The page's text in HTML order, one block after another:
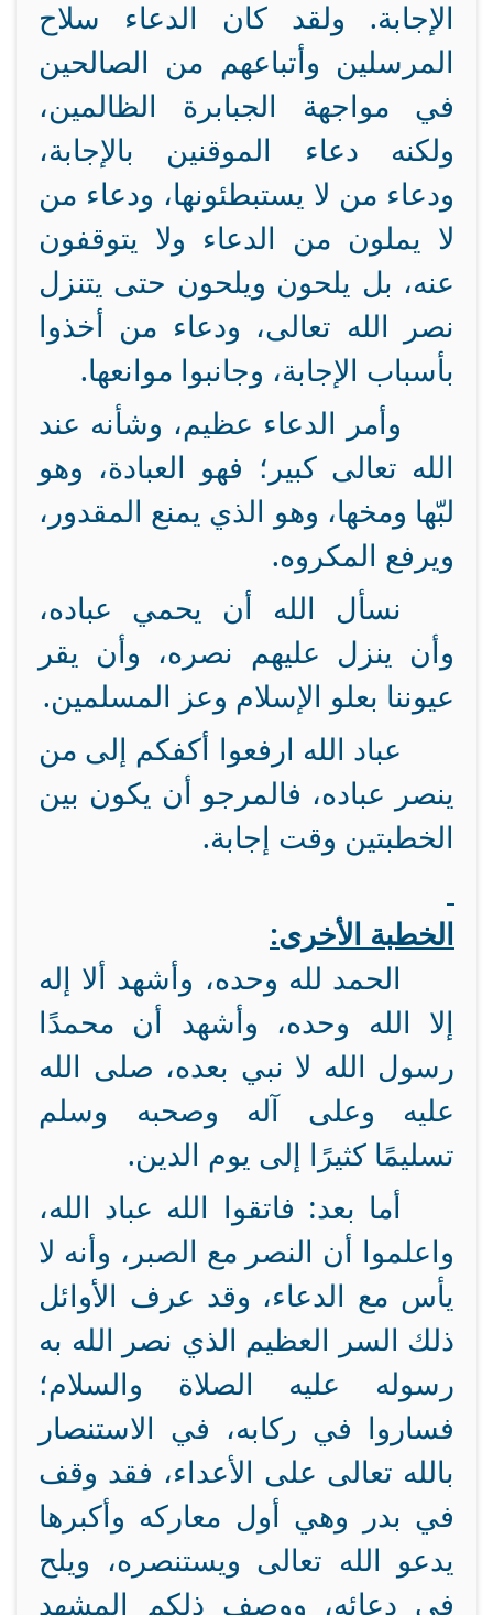
الإجابة. ولقد كان الدعاء سلاح
المرسلين وأتباعهم من الصالحين
في مواجهة الجبابرة الظالمين،
ولكنه دعاء الموقنين بالإجابة،
ودعاء من لا يستبطئونها، ودعاء من
لا يملون من الدعاء ولا يتوقفون
عنه، بل يلحون ويلحون حتى يتنزل
نصر الله تعالى، ودعاء من أخذوا
بأسباب الإجابة، وجانبوا موانعها.
وأمر الدعاء عظيم، وشأنه عند
الله تعالى كبير؛ فهو العبادة، وهو
لبّها ومخها، وهو الذي يمنع المقدور،
ويرفع المكروه.
نسأل الله أن يحمي عباده،
وأن ينزل عليهم نصره، وأن يقر
عيوننا بعلو الإسلام وعز المسلمين.
عباد الله ارفعوا أكفكم إلى من
ينصر عباده، فالمرجو أن يكون بين
الخطبتين وقت إجابة.
الخطبة الأخرى:
الحمد لله وحده، وأشهد ألا إله
إلا الله وحده، وأشهد أن محمدًا
رسول الله لا نبي بعده، صلى الله
عليه وعلى آله وصحبه وسلم
تسليمًا كثيرًا إلى يوم الدين.
أما بعد: فاتقوا الله عباد الله،
واعلموا أن النصر مع الصبر، وأنه لا
يأس مع الدعاء، وقد عرف الأوائل
ذلك السر العظيم الذي نصر الله به
رسوله عليه الصلاة والسلام؛
فساروا في ركابه، في الاستنصار
بالله تعالى على الأعداء، فقد وقف
في بدر وهي أول معاركه وأكبرها
يدعو الله تعالى ويستنصره، ويلح
في دعائه، ووصف ذلكم المشهد